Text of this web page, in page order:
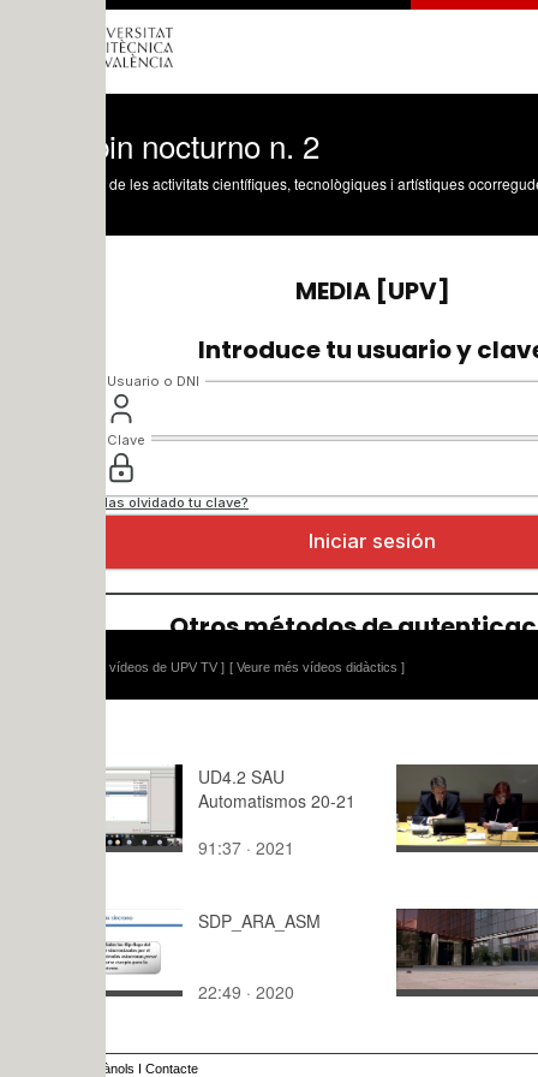
nocturno n. 2
les activitats científiques, tecnològiques i artístiques ocorregudes en els tres
vídeos de UPV TV ] [ Veure més vídeos didàctics ]
UD4.2 SAU
Automatismos 20-21
91:37 · 2021
VIBRArch
of
45:23 ·
SDP_ARA_ASM
22:49 · 2020
TREITUM
16:53 ·